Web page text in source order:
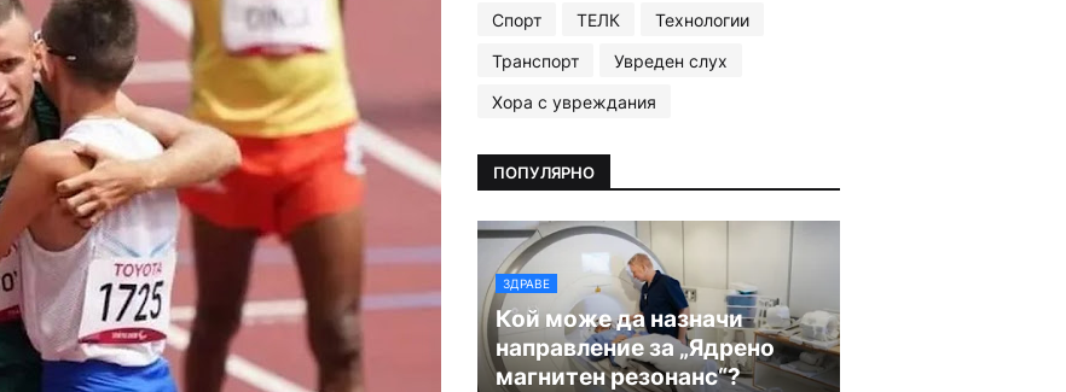
Спорт
ТЕЛК
Технологии
Транспорт
Увреден слух
Хора с увреждания
ПОПУЛЯРНО
ЗДРАВЕ
Кой може да назначи
направление за „Ядрено
магнитен резонанс“?